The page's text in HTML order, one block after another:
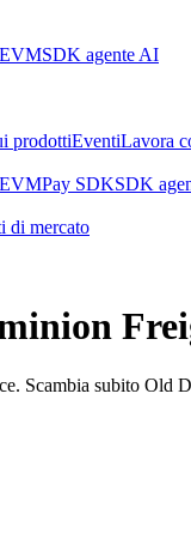
SDK agente AI
prodottiEventiLavora
Pay SDKSDK
di mercato
Scambia subito